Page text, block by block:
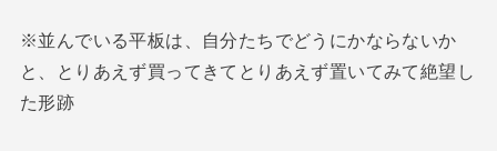
※並んでいる平板は、自分たちでどうにかならないか
と、とりあえず買ってきてとりあえず置いてみて絶望し
た形跡